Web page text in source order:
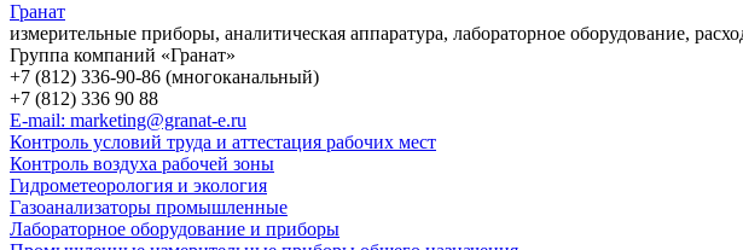
Гранат
измерительные приборы, аналитическая аппаратура, лабораторное оборудование,
Группа компаний «Гранат»
+7 (812) 336-90-86 (многоканальный)
+7 (812) 336 90 88
E-mail: marketing@granat-e.ru
Контроль условий труда и аттестация рабочих мест
Контроль воздуха рабочей зоны
Гидрометеорология и экология
Газоанализаторы промышленные
Лабораторное оборудование и приборы